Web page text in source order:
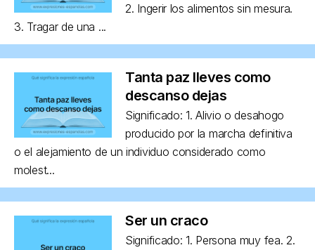
2. Ingerir los alimentos sin mesura.
3. Tragar de una ...
Tanta paz lleves como
descanso dejas
Significado: 1. Alivio o desahogo
producido por la marcha definitiva
o el alejamiento de un individuo considerado como
molest...
Ser un craco
Significado: 1. Persona muy fea. 2.